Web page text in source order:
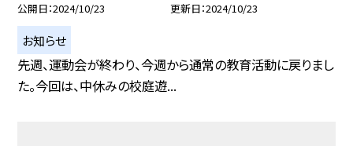
公開日 2024/10/23 更新日 2024/10/23
お知らせ
先週、運動会が終わり、今週から通常の教育活動に戻りまし
た。今回は、中休みの校庭遊...